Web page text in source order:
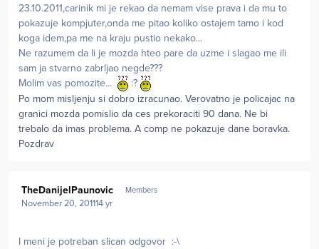
23.10.2011,carinik mi je rekao da nemam vise prava i da mu to
pokazuje kompjuter,onda me pitao koliko ostajem tamo i kod
koga idem,pa me na kraju pustio nekako...
Ne razumem da li je mozda hteo pare da uzme i slagao me ili
sam ja stvarno zabrljao negde???
Molim vas pomozite...
:?
Po mom misljenju si dobro izracunao. Verovatno je policajac na
granici mozda pomislio da ces prekoraciti 90 dana. Ne bi
trebalo da imas problema. A comp ne pokazuje dane boravka.
Pozdrav
TheDanijelPaunovic Members
November 20, 201114 yr
I meni je potreban slican odgovor :-\